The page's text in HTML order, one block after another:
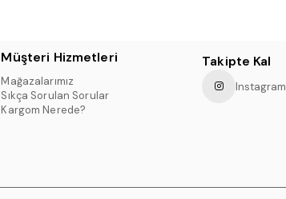
Müşteri Hizmetleri
Mağazalarımız
Sıkça Sorulan Sorular
Kargom Nerede?
Takipte Kal
Instagram